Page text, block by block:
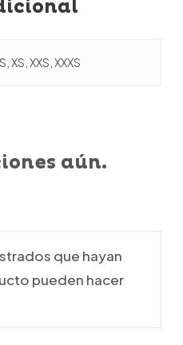
XS, XXS, XXXS
aún.
que hayan
pueden hacer